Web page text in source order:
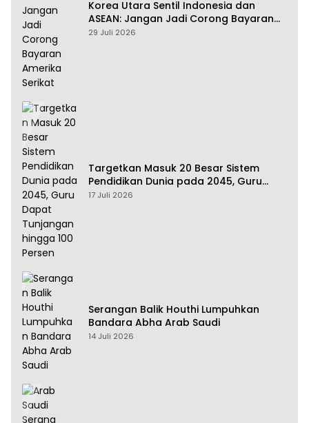
Korea Utara Sentil Indonesia dan
ASEAN: Jangan Jadi Corong Bayaran
Amerika Serikat
29 Juli 2026
Targetkan Masuk 20 Besar Sistem
Pendidikan Dunia pada 2045, Guru
Dapat Tunjangan hingga 100 Persen
17 Juli 2026
Serangan Balik Houthi Lumpuhkan
Bandara Abha Arab Saudi
14 Juli 2026